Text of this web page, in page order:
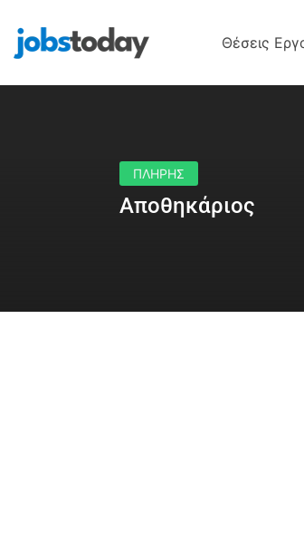
Θέσεις
ΠΛΗΡΗΣ
Αποθηκάριος